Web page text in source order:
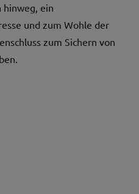
hinweg, ein
und zum Wohle der
zum Sichern von